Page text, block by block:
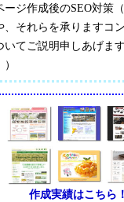
ージ作成後のSEO対策
、それらを承りますコ
いてご説明申しあげま
）
作成実績はこちら！